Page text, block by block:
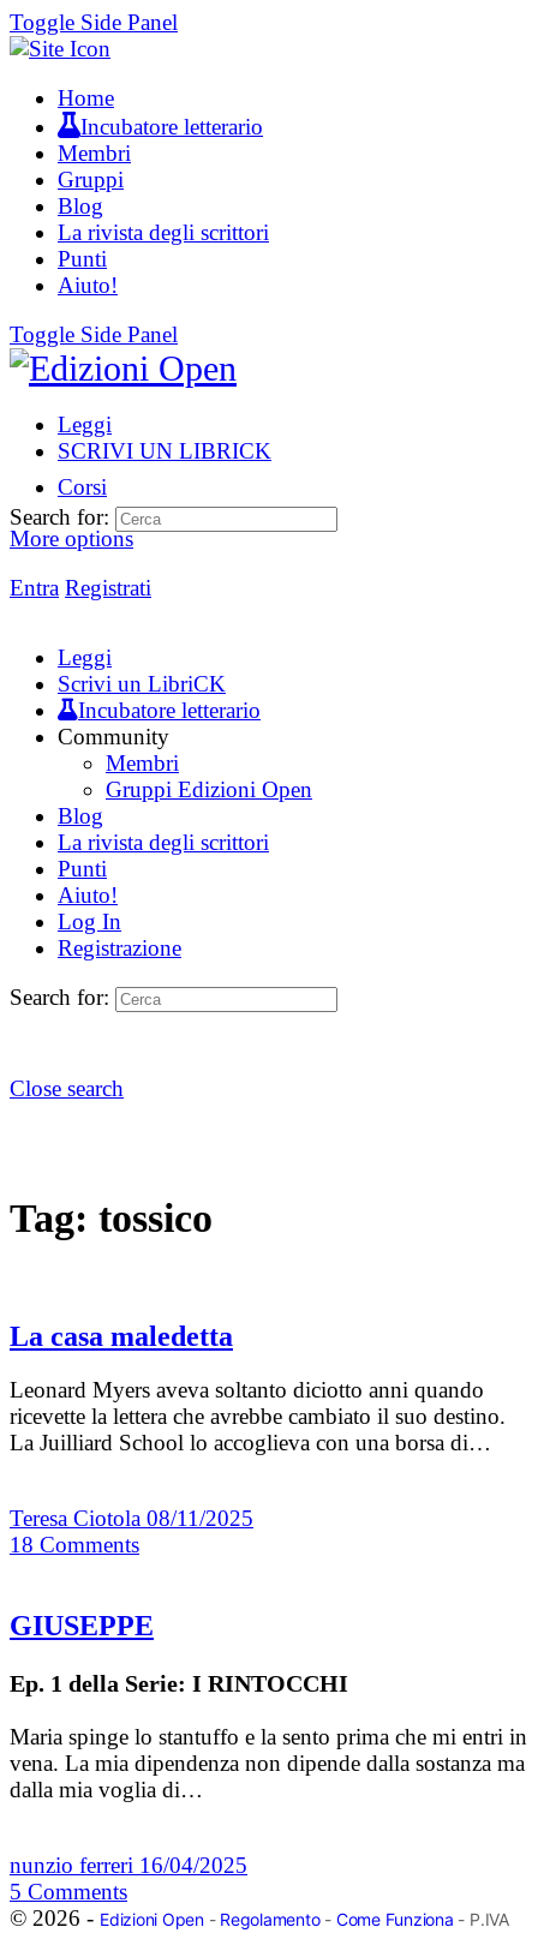
Toggle Side Panel
Home
Incubatore letterario
Membri
Gruppi
Blog
La rivista degli scrittori
Punti
Aiuto!
Toggle Side Panel
Leggi
SCRIVI UN LIBRICK
Corsi
More options
Entra Registrati
Search for:
Leggi
Scrivi un LibriCK
Incubatore letterario
Community
Membri
Gruppi Edizioni Open
Blog
La rivista degli scrittori
Punti
Aiuto!
Log In
Registrazione
Search for:
Close search
Tag: tossico
La casa maledetta
Leonard Myers aveva soltanto diciotto anni quando
ricevette la lettera che avrebbe cambiato il suo destino.
La Juilliard School lo accoglieva con una borsa di…
Teresa Ciotola 08/11/2025
18 Comments
GIUSEPPE
Ep. 1 della Serie: I RINTOCCHI
Maria spinge lo stantuffo e la sento prima che mi entri in
vena. La mia dipendenza non dipende dalla sostanza ma
dalla mia voglia di…
nunzio ferreri 16/04/2025
5 Comments
© 2026 - Edizioni Open- Regolamento- Come Funziona - P.IVA